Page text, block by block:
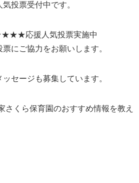
気投票受付中です。
応援人気投票実施中
にご協力をお願いします。
セージも募集しています。
さくら保育園のおすすめ情報を教え